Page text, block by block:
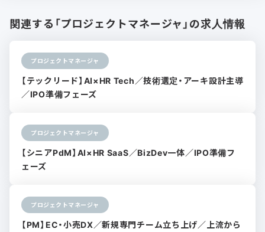
関連する「プロジェクトマネージャ」の求人情報
プロジェクトマネージャ
【テックリード】AI×HR Tech／技術選定・アーキ設計主導
／IPO準備フェーズ
プロジェクトマネージャ
【シニアPdM】AI×HR SaaS／BizDev一体／IPO準備フ
ェーズ
プロジェクトマネージャ
【PM】EC・小売DX／新規専門チーム立ち上げ／上流から